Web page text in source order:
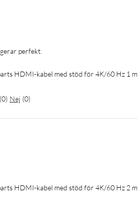
perfekt.
HDMI-kabel med stöd för 4K/60 Hz 1 m
(0) Nej (0)
HDMI-kabel med stöd för 4K/60 Hz 2 m